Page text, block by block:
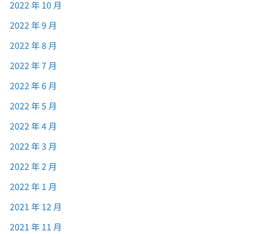
2022 年 10 月
2022 年 9 月
2022 年 8 月
2022 年 7 月
2022 年 6 月
2022 年 5 月
2022 年 4 月
2022 年 3 月
2022 年 2 月
2022 年 1 月
2021 年 12 月
2021 年 11 月